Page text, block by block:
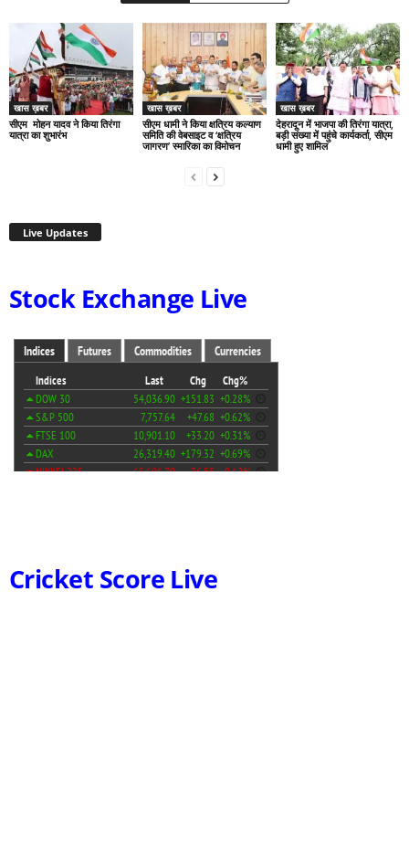
खास ख़बर
सीएम मोहन यादव ने किया तिरंगा
यात्रा का शुभारंभ
खास ख़बर
सीएम धामी ने किया क्षत्रिय कल्याण
समिति की वेबसाइट व ‘क्षत्रिय
जागरण’ स्मारिका का विमोचन
खास ख़बर
देहरादून में भाजपा की तिरंगा यात्रा,
बड़ी संख्या में पहुंचे कार्यकर्ता, सीएम
धामी हुए शामिल
Live Updates
Stock Exchange Live
Cricket Score Live